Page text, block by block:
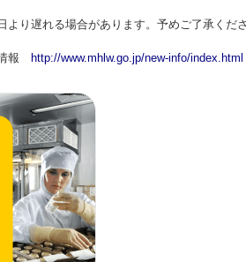
より遅れる場合があります。予めご了承くださ
報
http://www.mhlw.go.jp/new-info/index.html